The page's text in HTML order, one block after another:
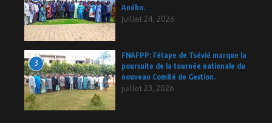
Aného.
juillet 24, 2026
3
FNAFPP: l’étape de Tsévié marque la
poursuite de la tournée nationale du
nouveau Comité de Gestion.
juillet 23, 2026